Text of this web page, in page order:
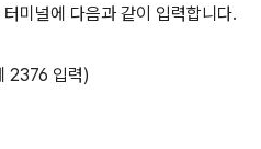
미널에 다음과 같이 입력합니다.
입력)